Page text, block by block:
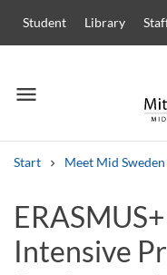
Student Library
menu
Menu
Start Meet Mid
Other search
Courses and
Intensive